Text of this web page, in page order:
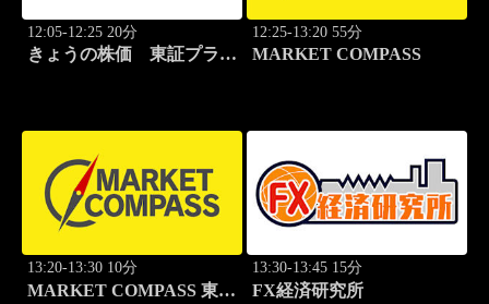
12:05-12:25 20分
きょうの株価 東証プライ
12:25-13:20 55分
MARKET COMPASS
13:20-13:30 10分
MARKET COMPASS 東証
13:30-13:45 15分
FX経済研究所